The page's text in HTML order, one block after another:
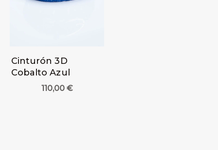
Cinturón 3D
Cobalto Azul
110,00 €